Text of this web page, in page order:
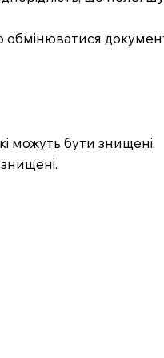
обмінюватися
можуть бути знищені.